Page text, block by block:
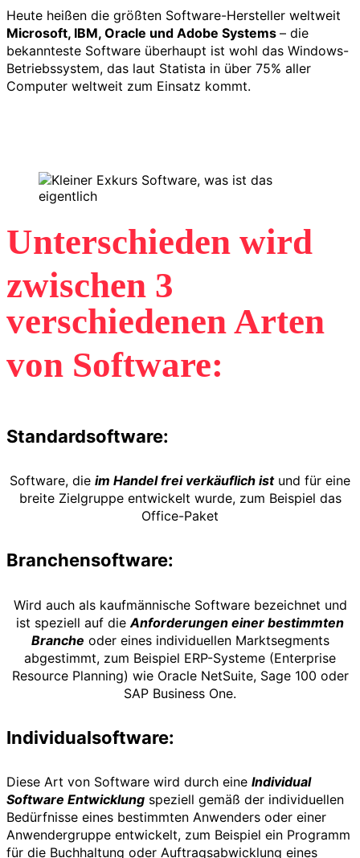
Heute heißen die größten Software-Hersteller weltweit
Microsoft, IBM, Oracle und Adobe Systems – die
bekannteste Software überhaupt ist wohl das Windows-
Betriebssystem, das laut Statista in über 75% aller
Computer weltweit zum Einsatz kommt.
Unterschieden wird
zwischen 3
verschiedenen Arten
von Software:
Standardsoftware:
Software, die im Handel frei verkäuflich istund für eine
breite Zielgruppe entwickelt wurde, zum Beispiel das
Office-Paket
Branchensoftware:
Wird auch als kaufmännische Software bezeichnet und
ist speziell auf die Anforderungen einer bestimmten
Branche oder eines individuellen Marktsegments
abgestimmt, zum Beispiel ERP-Systeme (Enterprise
Resource Planning) wie Oracle NetSuite, Sage 100 oder
SAP Business One.
Individualsoftware:
Diese Art von Software wird durch eine Individual
Software Entwicklung speziell gemäß der individuellen
Bedürfnisse eines bestimmten Anwenders oder einer
Anwendergruppe entwickelt, zum Beispiel ein Programm
für die Buchhaltung oder Auftragsabwicklung eines